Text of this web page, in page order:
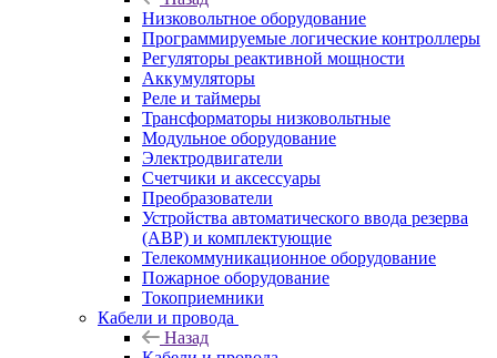
Низковольтное оборудование
Программируемые логические контроллеры
Регуляторы реактивной мощности
Аккумуляторы
Реле и таймеры
Трансформаторы низковольтные
Модульное оборудование
Электродвигатели
Счетчики и аксессуары
Преобразователи
Устройства автоматического ввода резерва
(АВР) и комплектующие
Телекоммуникационное оборудование
Пожарное оборудование
Токоприемники
Кабели и провода
Назад